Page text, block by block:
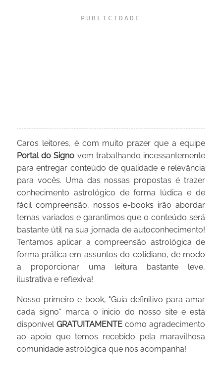
Caros leitores, é com muito prazer que a equipe
Portal do Signo vem trabalhando incessantemente
para entregar conteúdo de qualidade e relevância
para vocês. Uma das nossas propostas é trazer
conhecimento astrológico de forma lúdica e de
fácil compreensão, nossos e-books irão abordar
temas variados e garantimos que o conteúdo será
bastante útil na sua jornada de autoconhecimento!
Tentamos aplicar a compreensão astrológica de
forma prática em assuntos do cotidiano, de modo
a proporcionar uma leitura bastante leve,
ilustrativa e reflexiva!
Nosso primeiro e-book, "Guia definitivo para amar
cada signo" marca o inicio do nosso site e está
disponível GRATUITAMENTEcomo agradecimento
ao apoio que temos recebido pela maravilhosa
comunidade astrológica que nos acompanha!